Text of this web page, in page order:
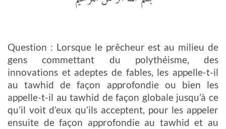
Question : Lorsque le prêcheur est au milieu de
gens commettant du polythéisme, des
innovations et adeptes de fables, les appelle-t-il
au tawhid de façon approfondie ou bien les
appelle-t-il au tawhid de façon globale jusqu’à ce
qu’il voit d’eux qu’ils acceptent, pour les appeler
ensuite de façon approfondie au tawhid et au